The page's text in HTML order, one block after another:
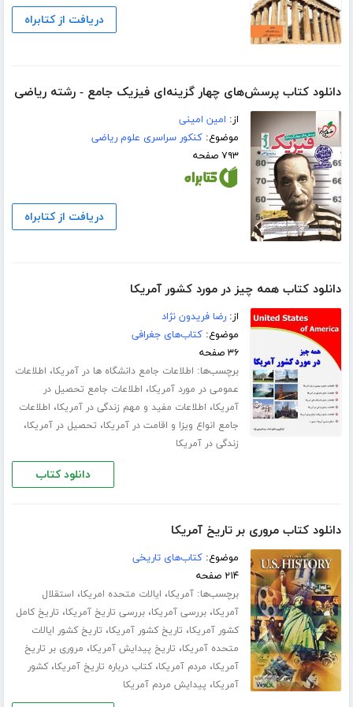
دریافت از کتابراه
دانلود کتاب پرسش‌های چهار گزینه‌ای فیزیک جامع - رشته ریاضی
از: امین امینی
موضوع:کنکور سراسری علوم ریاضی
۷۹۳ صفحه
دریافت از کتابراه
دانلود کتاب همه چیز در مورد کشور آمریکا
از:رضا فریدون نژاد
موضوع:کتاب‌های جغرافی
۳۶ صفحه
برچسب‌ها: اطلاعات جامع دانشگاه ها در آمریکا، اطلاعات
عمومی در مورد آمریکا، اطلاعات جامع تحصیل در
آمریکا، اطلاعات مفید و مهم زندگی در آمریکا، اطلاعات
جامع انواع ویزا و اقامت در آمریکا، تحصیل در آمریکا،
زندگی در آمریکا
دانلود کتاب
دانلود کتاب مروری بر تاریخ آمریکا
موضوع:کتاب‌های تاریخی
۲۱۴ صفحه
برچسب‌ها:آمریکا، ایالات متحده امریکا، استقلال
آمریکا،بررسی آمریکا،بررسی تاریخ آمریکا، تاریخ کامل
کشور آمریکا، تاریخ کشور آمریکا، تاریخ کشور ایالات
متحده آمریکا، تاریخ پیدایش آمریکا، مروری بر تاریخ
آمریکا، مردم آمریکا،کتاب درباره تاریخ آمریکا،کشور
آمریکا، پیدایش مردم آمریکا